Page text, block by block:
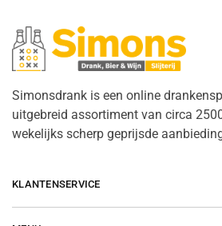
Simonsdrank is een online
uitgebreid assortiment van circa
wekelijks scherp geprijsde
KLANTENSERVICE